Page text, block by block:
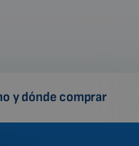
y dónde comprar